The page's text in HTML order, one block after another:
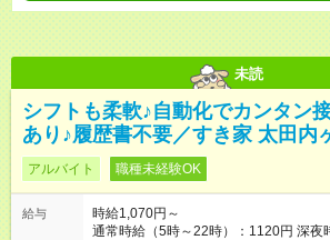
未読
シフトも柔軟♪自動化でカンタン
あり♪履歴書不要／すき家 太田内
アルバイト 職種未経験OK
給与
時給1,070円～
通常時給（5時～22時）：1120円 深夜